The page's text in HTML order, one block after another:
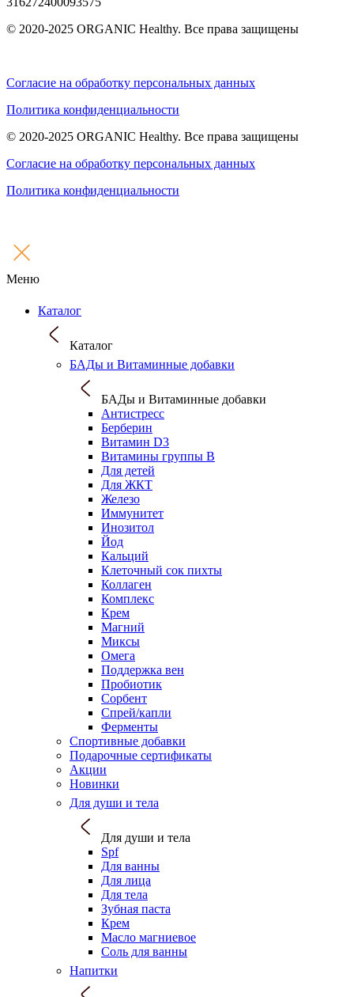
© 2020-2025 ORGANIC Healthy. Все права защищены
Согласие на обработку персональных данных
Политика конфиденциальности
© 2020-2025 ORGANIC Healthy. Все права защищены
Согласие на обработку персональных данных
Политика конфиденциальности
Меню
Каталог
Каталог
БАДы и Витаминные добавки
БАДы и Витаминные добавки
Антистресс
Берберин
Витамин D3
Витамины группы B
Для детей
Для ЖКТ
Железо
Иммунитет
Инозитол
Йод
Кальций
Клеточный сок пихты
Коллаген
Комплекс
Крем
Магний
Миксы
Омега
Поддержка вен
Пробиотик
Сорбент
Спрей/капли
Ферменты
Спортивные добавки
Подарочные сертификаты
Акции
Новинки
Для души и тела
Для души и тела
Spf
Для ванны
Для лица
Для тела
Зубная паста
Крем
Масло магниевое
Соль для ванны
Напитки